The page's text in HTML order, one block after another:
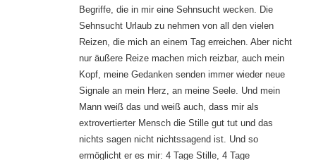
Begriffe, die in mir eine Sehnsucht wecken. Die
Sehnsucht Urlaub zu nehmen von all den vielen
Reizen, die mich an einem Tag erreichen. Aber nicht
nur äußere Reize machen mich reizbar, auch mein
Kopf, meine Gedanken senden immer wieder neue
Signale an mein Herz, an meine Seele. Und mein
Mann weiß das und weiß auch, dass mir als
extrovertierter Mensch die Stille gut tut und das
nichts sagen nicht nichtssagend ist. Und so
ermöglicht er es mir: 4 Tage Stille, 4 Tage